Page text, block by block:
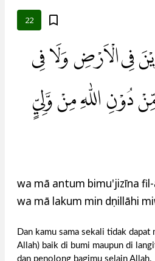
22
فِى الْاَرْضِ وَلَا فِى
دُوْنِ اللّٰهِ مِنْ وَّلِيٍّ
wa mā antum bimu'jizīna
wa mā lakum min dụnillāhi
Dan kamu sama sekali tidak dapat
Allah) baik di bumi maupun di
dan penolong bagimu selain Allah.